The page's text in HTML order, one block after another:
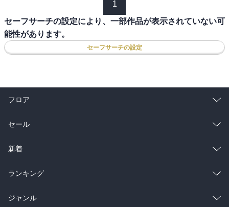
1
セーフサーチの設定により、一部作品が表示されていない可
能性があります。
セーフサーチの設定
フロア
総合
ラノベ
雑誌・グラビア
BL・TL
セール
総合
ラノベ
雑誌・グラビア
新着
総合
ラノベ
ランキング
総合
ジャンル